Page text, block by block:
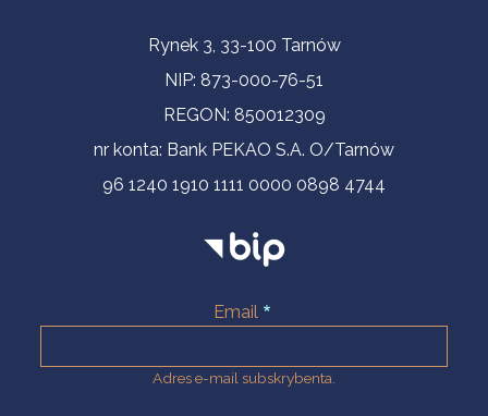
Informacje kontaktoweRynek 3, 33-100 Tarnów
NIP: 873-000-76-51
REGON: 850012309
nr konta: Bank PEKAO S.A. O/Tarnów
96 1240 1910 1111 0000 0898 4744
Email
Adres e-mail subskrybenta.